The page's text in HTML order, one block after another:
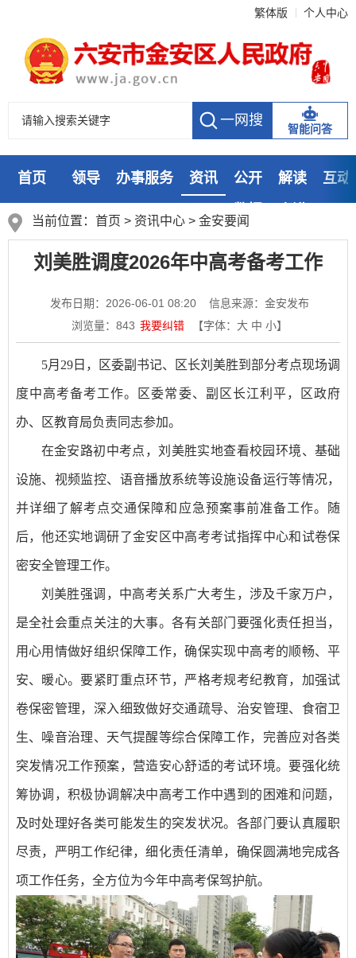
繁体版 个人中心
智能问答
首页 领导 办事服务 资讯 公开 解读
互动
当前位置： 首页 > 资讯中心 > 金安要闻
刘美胜调度2026年中高考备考工作
发布日期：2026-06-01 08:20
信息来源：金安发布
浏览量： 843 我要纠错 【字体： 大 中 小】
5月29日，区委副书记、区长刘美胜到部分考点现场调
度中高考备考工作。区委常委、副区长江利平，区政府
办、区教育局负责同志参加。
在金安路初中考点，刘美胜实地查看校园环境、基础
设施、视频监控、语音播放系统等设施设备运行等情况，
并详细了解考点交通保障和应急预案事前准备工作。随
后，他还实地调研了金安区中高考考试指挥中心和试卷保
密安全管理工作。
刘美胜强调，中高考关系广大考生，涉及千家万户，
是全社会重点关注的大事。各有关部门要强化责任担当，
用心用情做好组织保障工作，确保实现中高考的顺畅、平
安、暖心。要紧盯重点环节，严格考规考纪教育，加强试
卷保密管理，深入细致做好交通疏导、治安管理、食宿卫
生、噪音治理、天气提醒等综合保障工作，完善应对各类
突发情况工作预案，营造安心舒适的考试环境。要强化统
筹协调，积极协调解决中高考工作中遇到的困难和问题，
及时处理好各类可能发生的突发状况。各部门要认真履职
尽责，严明工作纪律，细化责任清单，确保圆满地完成各
项工作任务，全方位为今年中高考保驾护航。